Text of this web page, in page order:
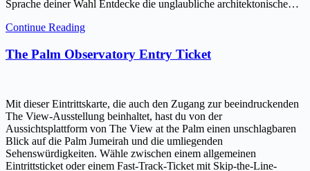
Sprache deiner Wahl Entdecke die unglaubliche architektonische…
Continue Reading
The Palm Observatory Entry Ticket
Mit dieser Eintrittskarte, die auch den Zugang zur beeindruckenden
The View-Ausstellung beinhaltet, hast du von der
Aussichtsplattform von The View at the Palm einen unschlagbaren
Blick auf die Palm Jumeirah und die umliegenden
Sehenswürdigkeiten. Wähle zwischen einem allgemeinen
Eintrittsticket oder einem Fast-Track-Ticket mit Skip-the-Line-